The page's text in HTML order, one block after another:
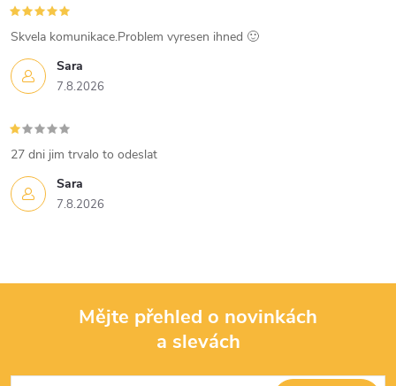
v
k
y
v
ý
p
s
Sara
7.8.2026
Skvela komunikace.Problem vyresen ihned 🙂
Sara
7.8.2026
27 dni jim trvalo to odeslat
Mějte přehled o novinkách
a slevách